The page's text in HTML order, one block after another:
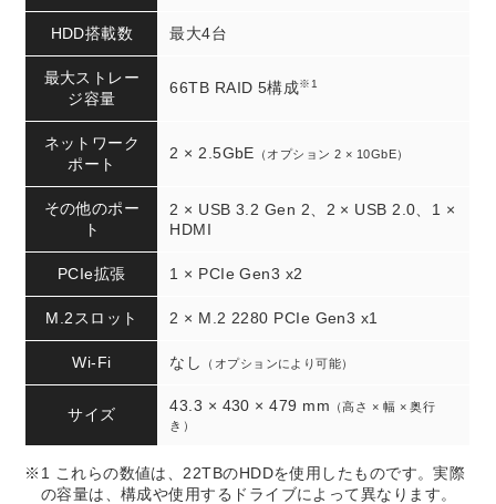
HDD搭載数 最大4台
最大ストレー
ジ容量
66TB RAID 5構成※1
ネットワーク
ポート
2 × 2.5GbE （オプション 2 × 10GbE）
その他のポー
ト
2 × USB 3.2 Gen 2、2 × USB 2.0、1 ×
HDMI
PCIe拡張 1 × PCIe Gen3 x2
M.2スロット 2 × M.2 2280 PCIe Gen3 x1
Wi-Fi なし （オプションにより可能）
サイズ 43.3 × 430 × 479 mm （高さ × 幅 × 奥行
き）
※1 これらの数値は、22TBのHDDを使用したものです。実際
の容量は、構成や使用するドライブによって異なります。